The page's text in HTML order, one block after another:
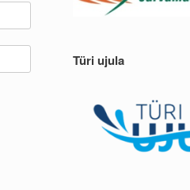
Türi ujula